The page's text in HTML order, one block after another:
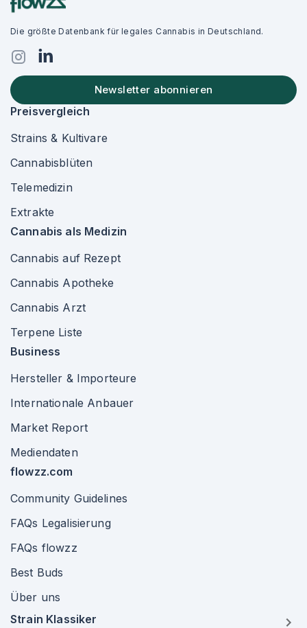
Die größte Datenbank für legales Cannabis in Deutschland.
Newsletter abonnieren
Preisvergleich
Strains & Kultivare
Cannabisblüten
Telemedizin
Extrakte
Cannabis als Medizin
Cannabis auf Rezept
Cannabis Apotheke
Cannabis Arzt
Terpene Liste
Business
Hersteller & Importeure
Internationale Anbauer
Market Report
Mediendaten
flowzz.com
Community Guidelines
FAQs Legalisierung
FAQs flowzz
Best Buds
Über uns
Strain Klassiker